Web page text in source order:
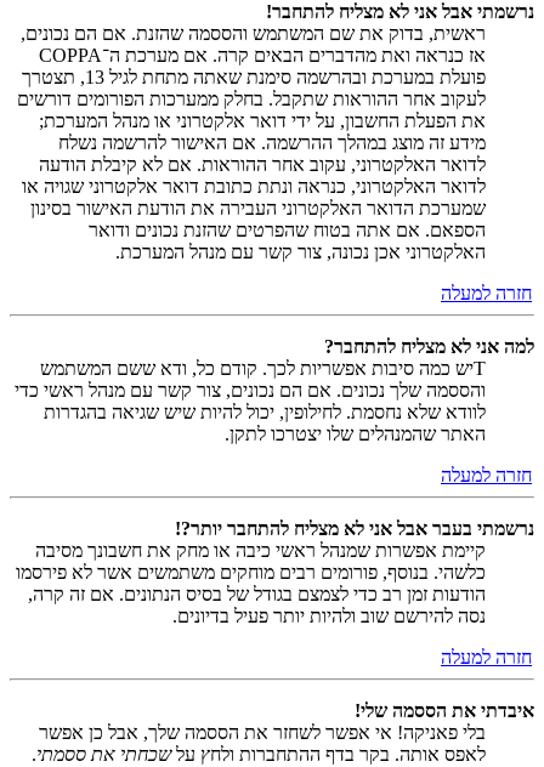
נרשמתי אבל אני לא מצליח להתחבר!
ראשית, בדוק את שם המשתמש והססמה שהזנת. אם הם נכונים,
אז כנראה ואת מהדברים הבאים קרה. אם מערכת ה־COPPA
פועלת במערכת ובהרשמה סימנת שאתה מתחת לגיל 13, תצטרך
לעקוב אחר ההוראות שתקבל. בחלק ממערכות הפורומים דורשים
את הפעלת החשבון, על ידי דואר אלקטרוני או מנהל המערכת;
מידע זה מוצג במהלך ההרשמה. אם האישור להרשמה נשלח
לדואר האלקטרוני, עקוב אחר ההוראות. אם לא קיבלת הודעה
לדואר האלקטרוני, כנראה ונתת כתובת דואר אלקטרוני שגויה או
שמערכת הדואר האלקטרוני העבירה את הודעת האישור בסינון
הספאם. אם אתה בטוח שהפרטים שהזנת נכונים ודואר
האלקטרוני אכן נכונה, צור קשר עם מנהל המערכת.
חזרה למעלה
למה אני לא מצליח להתחבר?
Tיש כמה סיבות אפשריות לכך. קודם כל, ודא ששם המשתמש
והססמה שלך נכונים. אם הם נכונים, צור קשר עם מנהל ראשי כדי
לוודא שלא נחסמת. לחילופין, יכול להיות שיש שגיאה בהגדרות
האתר שהמנהלים שלו יצטרכו לתקן.
חזרה למעלה
נרשמתי בעבר אבל אני לא מצליח להתחבר יותר?!
קיימת אפשרות שמנהל ראשי כיבה או מחק את חשבונך מסיבה
כלשהי. בנוסף, פורומים רבים מוחקים משתמשים אשר לא פירסמו
הודעות זמן רב כדי לצמצם בגודל של בסיס הנתונים. אם זה קרה,
נסה להירשם שוב ולהיות יותר פעיל בדיונים.
חזרה למעלה
איבדתי את הססמה שלי!
בלי פאניקה! אי אפשר לשחזר את הססמה שלך, אבל כן אפשר
לאפס אותה. בקר בדף ההתחברות ולחץ עלשכחתי את ססמתי.